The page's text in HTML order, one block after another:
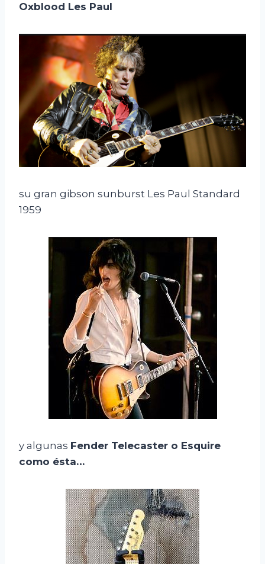
Oxblood Les Paul
su gran gibson sunburst Les Paul Standard
1959
y algunas Fender Telecaster o Esquire
como ésta…